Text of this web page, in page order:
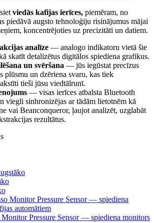
viedās kafijas ierīces, piemēram, no
piedāvā augsto tehnoloģiju risinājumus mājai
koncentrējoties uz precizitāti un datiem.
analīze — analogo indikatoru vietā šie
skatīt detalizētus digitālos spiediena grafikus.
un svēršana — jūs iegūstat precīzus
plūsmu un dzēriena svaru, kas tiek
tieši jūsu viedtālrunī.
— visas ierīces atbalsta Bluetooth
viegli sinhronizējas ar tādām lietotnēm kā
vai Beanconqueror, ļaujot analizēt, uzglabāt
rezultātus.
Pressure Sensor — spiediena monitors